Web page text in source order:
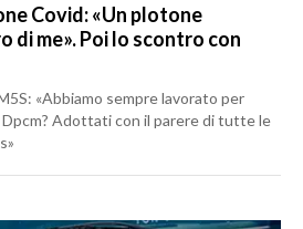
Covid: «Un plotone
di me». Poi lo scontro con
«Abbiamo sempre lavorato per
Dpcm? Adottati con il parere di tutte le